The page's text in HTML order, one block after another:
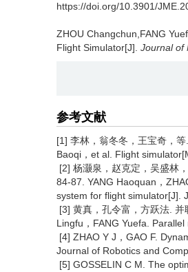
https://doi.org/10.3901/
ZHOU Changchun,FANG
Flight Simulator[J]. Journal of
参考文献
[1] 李林，翁冬冬，王宝奇，
Baoqi，et al. Flight
[2] 杨灏泉，赵克定，吴盛林
84-87. YANG Haoquan，
system for flight simulator[J].
[3] 黄真，孔令富，方跃法.
Lingfu，FANG Yuefa.
[4] ZHAO Y J，GAO F.
Journal of Robotics and
[5] GOSSELIN C M. The